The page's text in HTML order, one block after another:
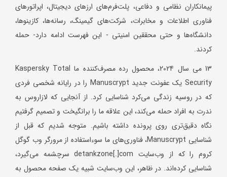
پیمانکاران نظامی و دفاعی، پلت‌فرم‌های ارزهای دیجیتال، اپراتورهای
فناوری اطلاعات و مخابرات، شرکت‌های گیمینگ، رسانه‌ها، کازینوها،
دانشگاه‌ها و حتی محققین امنیتی - این فهرست ادامه دارد- حمله
کردند.
13 می سال 2024، محصول رده مصرف‌کننده ما Kaspersky Total
Security یک عفونت جدید Manuscrypt را در رایانه شخصی فردی
که در روسیه زندگی می‌کرد شناسایی کرد. از آنجایی که لازاروس به
ندرت به افراد حمله می‌کند، این علاقه ما را برانگیخت و تصمیم گرفتیم
نگاه دقیق‌تری روی پرونده داشته باشیم. متوجه شدیم که قبل از
شناسایی Manuscrypt، فناوری‌های ما سوءاستفاده از مرورگر وب گوگل
کروم را که از وب‌سایت detankzone[.]com سرچشمه می‌گیرد،
شناسایی کرده‌اند. در ظاهر، این وب‌سایت شبیه یک صفحه محصول به